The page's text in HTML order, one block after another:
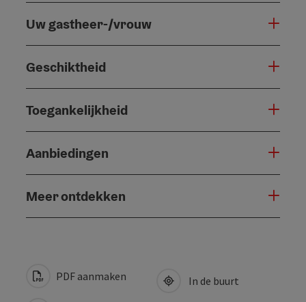
Uw gastheer-/vrouw
Geschiktheid
Toegankelijkheid
Aanbiedingen
Meer ontdekken
PDF aanmaken In de buurt